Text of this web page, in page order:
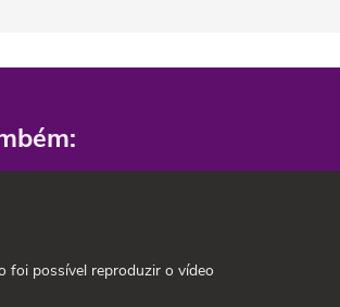
foi possível reproduzir o vídeo